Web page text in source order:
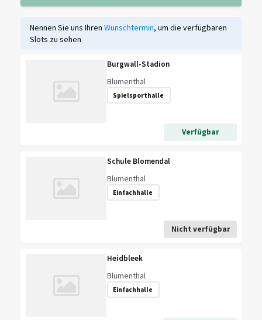
Nennen Sie uns Ihren Wunschtermin, um die verfügbaren
Slots zu sehen
Burgwall-Stadion
Blumenthal
Spielsporthalle
Verfügbar
Schule Blomendal
Blumenthal
Einfachhalle
Nicht verfügbar
Heidbleek
Blumenthal
Einfachhalle